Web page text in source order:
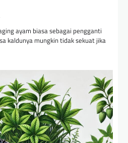
ayam biasa sebagai pengganti
kaldunya mungkin tidak sekuat jika